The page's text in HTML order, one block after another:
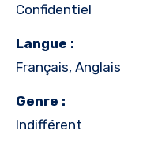
Confidentiel
Langue :
Français, Anglais
Genre :
Indifférent